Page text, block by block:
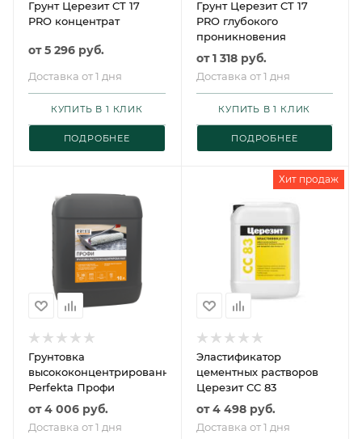
Грунт Церезит CT 17
PRO концентрат
от5 296 руб.
Доставка от 1 дня
ПОДРОБНЕЕ
КУПИТЬ В 1 КЛИК
Грунт Церезит CT 17
PRO глубокого
проникновения
от1 318 руб.
Доставка от 1 дня
ПОДРОБНЕЕ
КУПИТЬ В 1 КЛИК
Грунтовка
высококонцентрированная
Perfekta Профи
от4 006 руб.
Доставка от 1 дня
Хит продаж
Эластификатор
цементных растворов
Церезит CC 83
от4 498 руб.
Доставка от 1 дня